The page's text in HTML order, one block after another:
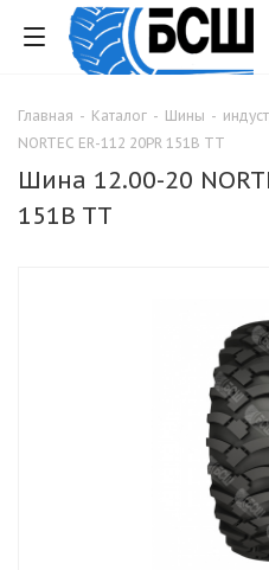
Главная - Каталог - Шины -
NORTEC ER-112 20PR 151B TT
Шина 12.00-20
151B TT